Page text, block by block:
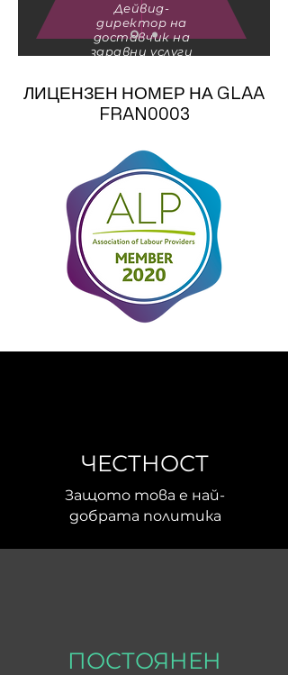
Дейвид-
директор на
доставчик на
здравни услуги
ЛИЦЕНЗЕН НОМЕР НА GLAA
FRAN0003
ЧЕСТНОСТ
Защото това е най-
добрата политика
ПОСТОЯНЕН